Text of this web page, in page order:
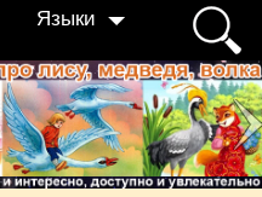
Языки